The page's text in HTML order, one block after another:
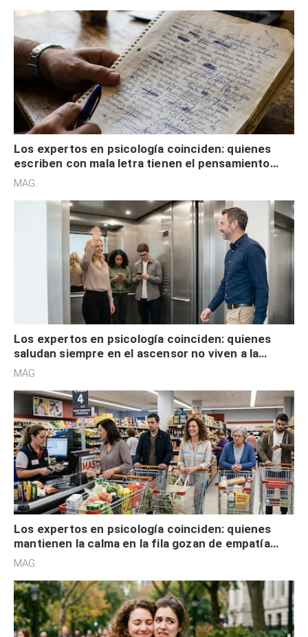
Los expertos en psicología coinciden: quienes
escriben con mala letra tienen el pensamiento
acelerado y no lo hacen por desinterés
MAG.
Los expertos en psicología coinciden: quienes
saludan siempre en el ascensor no viven a la
defensiva y tienen apertura social
MAG.
Los expertos en psicología coinciden: quienes
mantienen la calma en la fila gozan de empatía
cognitiva, gratitud y no solo tienen autocontrol
MAG.